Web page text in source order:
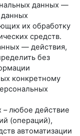
данных —
их обработку
средств.
— действия,
без
конкретному
– любое действие
(операций),
автоматизации